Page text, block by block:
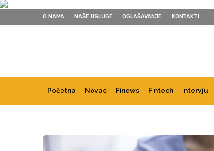
O NAMA NAŠE USLUGE OGLAŠAVANJE KONTAKTI
Početna Novac Finews Fintech Intervju